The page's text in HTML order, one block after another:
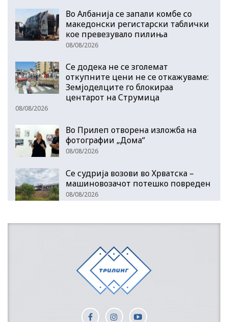
Во Албанија се запали комбе со
македонски регистарски таблички
кое превезувало пилиња
08/08/2026
Се додека не се зголемат
откупните цени не се откажуваме:
Земјоделците го блокираа
центарот на Струмица
08/08/2026
Во Прилеп отворена изложба на
фотографии „Дома“
08/08/2026
Се судрија возови во Хрватска –
машиновозачот потешко повреден
08/08/2026